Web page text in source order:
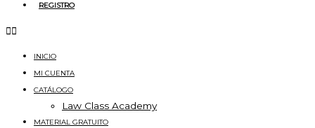
REGISTRO
INICIO
MI CUENTA
CATÁLOGO
Law Class Academy
MATERIAL GRATUITO